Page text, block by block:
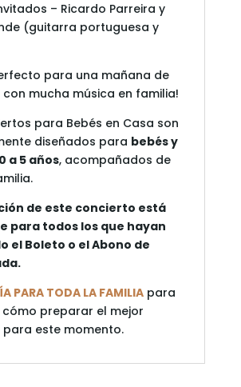
– Ricardo Parreira y
(guitarra portuguesa y
para una mañana de
mucha música en familia!
para Bebés en Casa son
diseñados para bebés y
a 5 años, acompañados de
de este concierto está
para todos los que hayan
el Boleto o el Abono de
PARA TODA LA FAMILIApara
preparar el mejor
para este momento.